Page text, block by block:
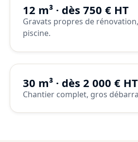
12 m³ · dès 750 € HT
Gravats propres de
piscine.
30 m³ · dès 2 000 € HT
Chantier complet, gros